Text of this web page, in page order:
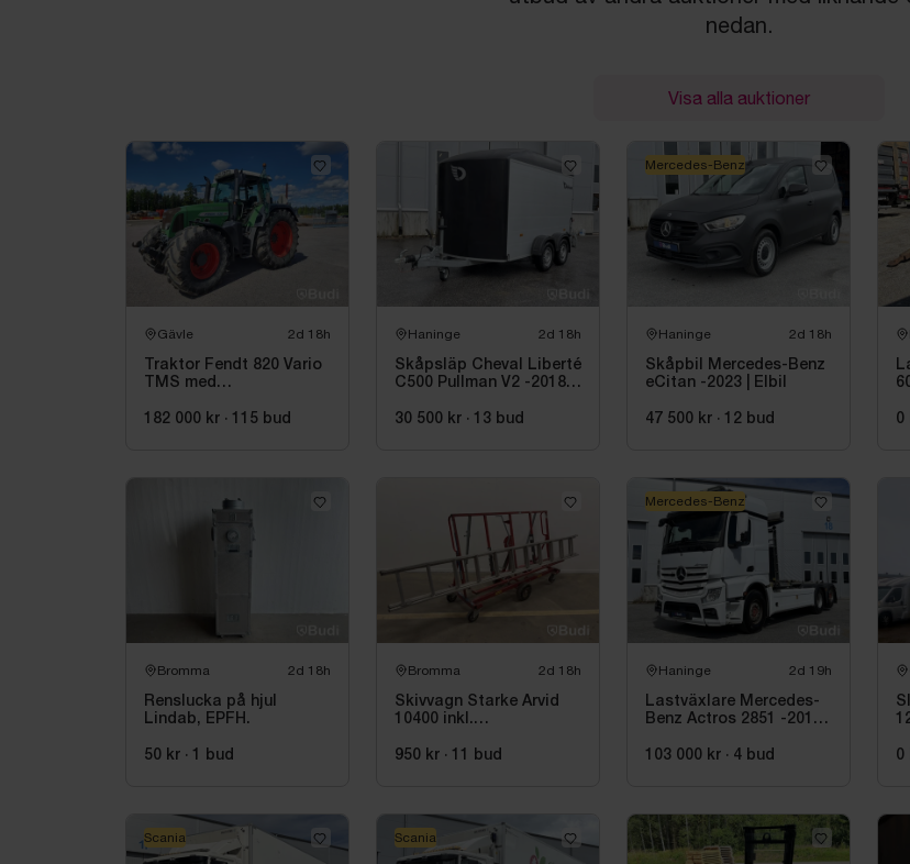
nedan.
Visa alla auktioner
Gävle 2d 18h
Traktor Fendt 820 Vario
TMS med
182 000 kr · 115 bud
Haninge 2d 18h
Skåpsläp Cheval Liberté
C500 Pullman V2 -2018 |
30 500 kr · 13 bud
Haninge 2d 18h
Skåpbil Mercedes-Benz
eCitan -2023 | Elbil
47 500 kr · 12 bud
Mercedes-Benz
0
Bromma 2d 18h
Renslucka på hjul
Lindab, EPFH.
50 kr · 1 bud
Bromma 2d 18h
Skivvagn Starke Arvid
10400 inkl.
ladders, WUS D60 CF
950 kr · 11 bud
Haninge 2d 19h
Lastväxlare Mercedes-
Benz Actros 2851 -2018 |
103 000 kr · 4 bud
Mercedes-Benz
0
Scania Scania